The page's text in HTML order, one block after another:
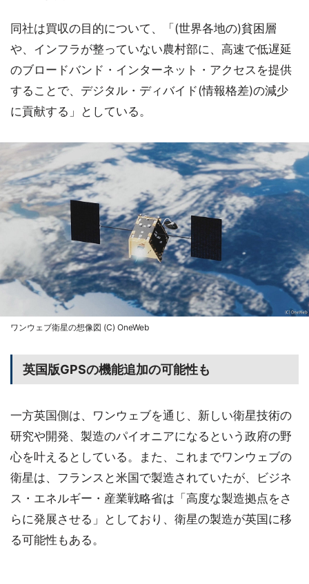
同社は買収の目的について、「(世界各地の)貧困層
や、インフラが整っていない農村部に、高速で低遅延
のブロードバンド・インターネット・アクセスを提供
することで、デジタル・ディバイド(情報格差)の減少
に貢献する」としている。
ワンウェブ衛星の想像図 (C) OneWeb
英国版GPSの機能追加の可能性も
一方英国側は、ワンウェブを通じ、新しい衛星技術の
研究や開発、製造のパイオニアになるという政府の野
心を叶えるとしている。また、これまでワンウェブの
衛星は、フランスと米国で製造されていたが、ビジネ
ス・エネルギー・産業戦略省は「高度な製造拠点をさ
らに発展させる」としており、衛星の製造が英国に移
る可能性もある。